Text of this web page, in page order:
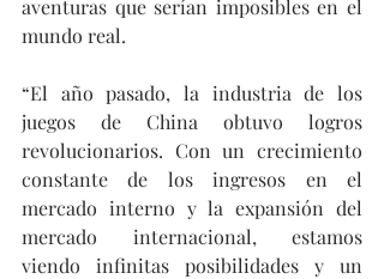
aventuras que serían imposibles en el
mundo real.
“El año pasado, la industria de los
juegos de China obtuvo logros
revolucionarios. Con un crecimiento
constante de los ingresos en el
mercado interno y la expansión del
mercado internacional, estamos
viendo infinitas posibilidades y un